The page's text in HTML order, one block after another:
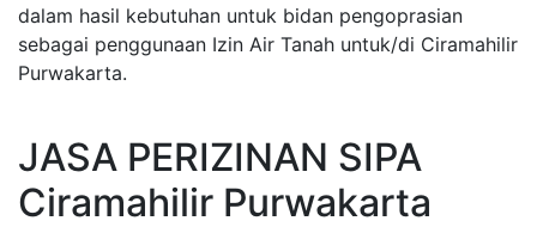
dalam hasil kebutuhan untuk bidan pengoprasian
sebagai penggunaan Izin Air Tanah untuk/di Ciramahilir
Purwakarta.
JASA PERIZINAN SIPA
Ciramahilir Purwakarta